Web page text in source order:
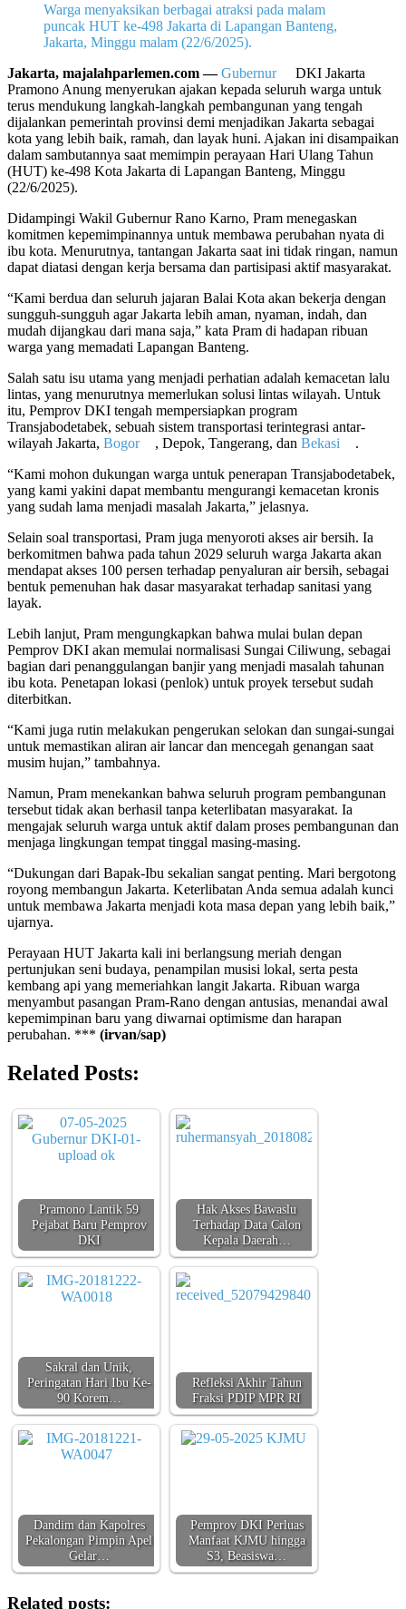
Warga menyaksikan berbagai atraksi pada malam
puncak HUT ke-498 Jakarta di Lapangan Banteng,
Jakarta, Minggu malam (22/6/2025).
Jakarta, majalahparlemen.com — Gubernur
DKI Jakarta
Pramono Anung menyerukan ajakan kepada seluruh warga untuk
terus mendukung langkah-langkah pembangunan yang tengah
dijalankan pemerintah provinsi demi menjadikan Jakarta sebagai
kota yang lebih baik, ramah, dan layak huni. Ajakan ini disampaikan
dalam sambutannya saat memimpin perayaan Hari Ulang Tahun
(HUT) ke-498 Kota Jakarta di Lapangan Banteng, Minggu
(22/6/2025).
Didampingi Wakil Gubernur Rano Karno, Pram menegaskan
komitmen kepemimpinannya untuk membawa perubahan nyata di
ibu kota. Menurutnya, tantangan Jakarta saat ini tidak ringan, namun
dapat diatasi dengan kerja bersama dan partisipasi aktif masyarakat.
“Kami berdua dan seluruh jajaran Balai Kota akan bekerja dengan
sungguh-sungguh agar Jakarta lebih aman, nyaman, indah, dan
mudah dijangkau dari mana saja,” kata Pram di hadapan ribuan
warga yang memadati Lapangan Banteng.
Salah satu isu utama yang menjadi perhatian adalah kemacetan lalu
lintas, yang menurutnya memerlukan solusi lintas wilayah. Untuk
itu, Pemprov DKI tengah mempersiapkan program
Transjabodetabek, sebuah sistem transportasi terintegrasi antar-
wilayah Jakarta, Bogor , Depok, Tangerang, dan Bekasi
.
“Kami mohon dukungan warga untuk penerapan Transjabodetabek,
yang kami yakini dapat membantu mengurangi kemacetan kronis
yang sudah lama menjadi masalah Jakarta,” jelasnya.
Selain soal transportasi, Pram juga menyoroti akses air bersih. Ia
berkomitmen bahwa pada tahun 2029 seluruh warga Jakarta akan
mendapat akses 100 persen terhadap penyaluran air bersih, sebagai
bentuk pemenuhan hak dasar masyarakat terhadap sanitasi yang
layak.
Lebih lanjut, Pram mengungkapkan bahwa mulai bulan depan
Pemprov DKI akan memulai normalisasi Sungai Ciliwung, sebagai
bagian dari penanggulangan banjir yang menjadi masalah tahunan
ibu kota. Penetapan lokasi (penlok) untuk proyek tersebut sudah
diterbitkan.
“Kami juga rutin melakukan pengerukan selokan dan sungai-sungai
untuk memastikan aliran air lancar dan mencegah genangan saat
musim hujan,” tambahnya.
Namun, Pram menekankan bahwa seluruh program pembangunan
tersebut tidak akan berhasil tanpa keterlibatan masyarakat. Ia
mengajak seluruh warga untuk aktif dalam proses pembangunan dan
menjaga lingkungan tempat tinggal masing-masing.
“Dukungan dari Bapak-Ibu sekalian sangat penting. Mari bergotong
royong membangun Jakarta. Keterlibatan Anda semua adalah kunci
untuk membawa Jakarta menjadi kota masa depan yang lebih baik,”
ujarnya.
Perayaan HUT Jakarta kali ini berlangsung meriah dengan
pertunjukan seni budaya, penampilan musisi lokal, serta pesta
kembang api yang memeriahkan langit Jakarta. Ribuan warga
menyambut pasangan Pram-Rano dengan antusias, menandai awal
kepemimpinan baru yang diwarnai optimisme dan harapan
perubahan. *** (irvan/sap)
Related Posts:
Pramono Lantik 59
Pejabat Baru Pemprov
DKI
Hak Akses Bawaslu
Terhadap Data Calon
Kepala Daerah…
Sakral dan Unik,
Peringatan Hari Ibu Ke-
90 Korem…
Refleksi Akhir Tahun
Fraksi PDIP MPR RI
Dandim dan Kapolres
Pekalongan Pimpin Apel
Gelar…
Pemprov DKI Perluas
Manfaat KJMU hingga
S3, Beasiswa…
Related posts: